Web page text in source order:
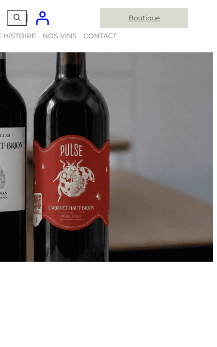
Boutique
HISTOIRE NOS VINS CONTACT